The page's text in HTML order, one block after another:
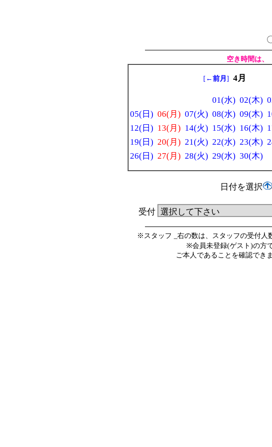
空き時間は、
[ ←前月 ] 4月
01(水) 02(木)
05(日) 06(月) 07(火) 08(水) 09(木)
12(日) 13(月) 14(火) 15(水) 16(木)
19(日) 20(月) 21(火) 22(水) 23(木)
26(日) 27(月) 28(火) 29(水) 30(木)
日付を選択
受付
※スタッフ _右の数は、スタッフの受付人
※会員未登録(ゲスト)の方
ご本人であることを確認でき